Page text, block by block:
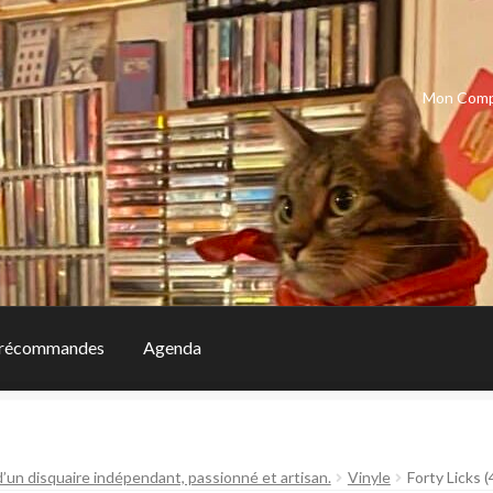
Mon
Agenda
disquaire indépendant, passionné et artisan. Vinyle Forty Licks